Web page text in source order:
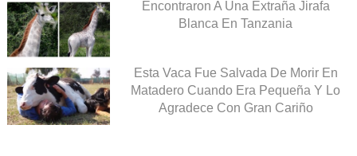
Encontraron A Una Extraña Jirafa
Blanca En Tanzania
Esta Vaca Fue Salvada De Morir En
Matadero Cuando Era Pequeña Y Lo
Agradece Con Gran Cariño